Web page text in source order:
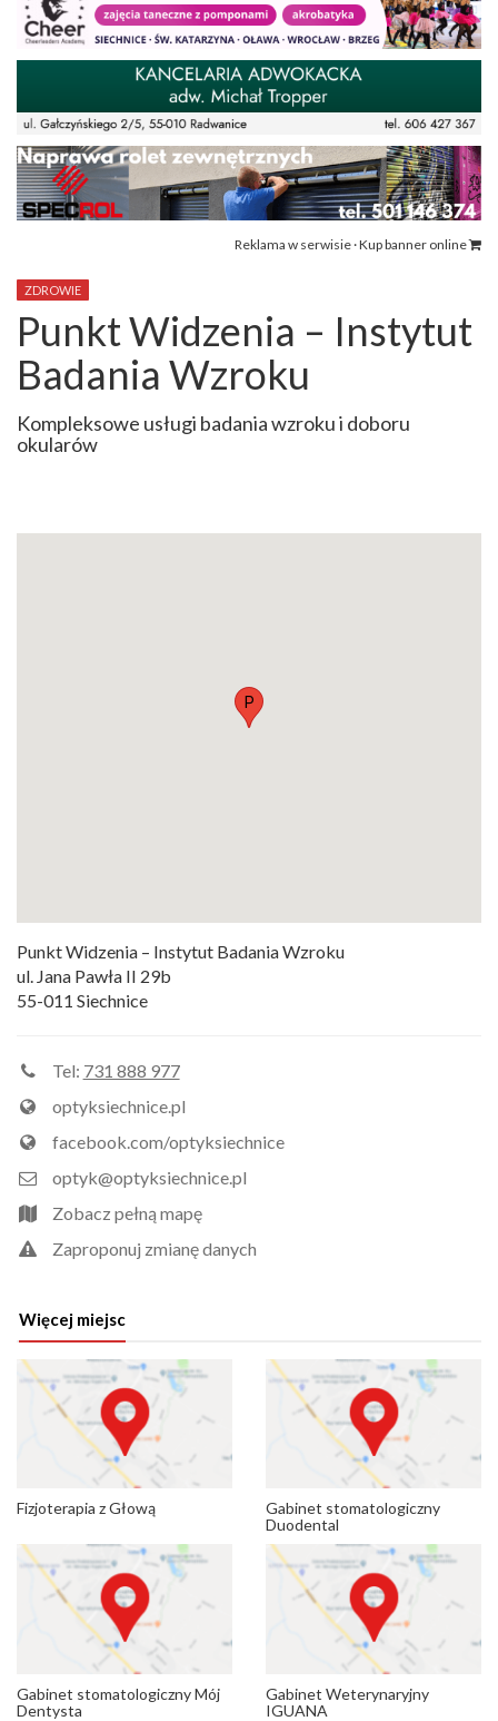
Reklama w serwisie · Kup banner online
ZDROWIE
Punkt Widzenia – Instytut
Badania Wzroku
Kompleksowe usługi badania wzroku i doboru
okularów
P
Punkt Widzenia – Instytut Badania Wzroku
ul. Jana Pawła II 29b
55-011 Siechnice
Tel: 731 888 977
optyksiechnice.pl
facebook.com/optyksiechnice
optyk@optyksiechnice.pl
Zobacz pełną mapę
Zaproponuj zmianę danych
Więcej miejsc
Fizjoterapia z Głową
Gabinet stomatologiczny
Duodental
Gabinet stomatologiczny Mój
Dentysta
Gabinet Weterynaryjny
IGUANA